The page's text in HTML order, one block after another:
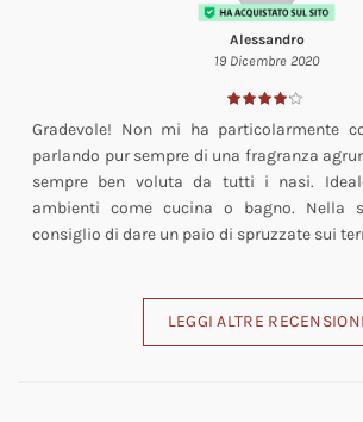
Alessandro
19 Dicembre 2020
Gradevole! Non mi ha particolarmente
parlando pur sempre di una fragranza
sempre ben voluta da tutti i nasi.
ambienti come cucina o bagno. Nella
consiglio di dare un paio di spruzzate sui
LEGGI ALTRE RECENSIONI